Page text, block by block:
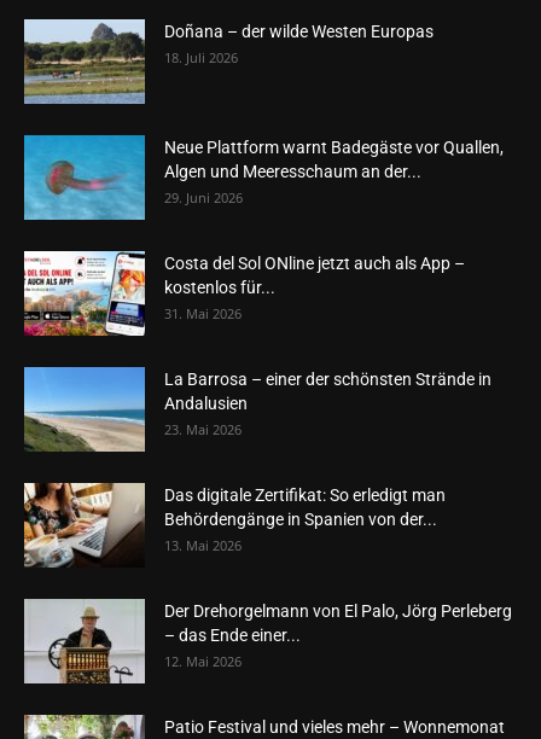
Doñana – der wilde Westen Europas
18. Juli 2026
Neue Plattform warnt Badegäste vor Quallen,
Algen und Meeresschaum an der...
29. Juni 2026
Costa del Sol ONline jetzt auch als App –
kostenlos für...
31. Mai 2026
La Barrosa – einer der schönsten Strände in
Andalusien
23. Mai 2026
Das digitale Zertifikat: So erledigt man
Behördengänge in Spanien von der...
13. Mai 2026
Der Drehorgelmann von El Palo, Jörg Perleberg
– das Ende einer...
12. Mai 2026
Patio Festival und vieles mehr – Wonnemonat